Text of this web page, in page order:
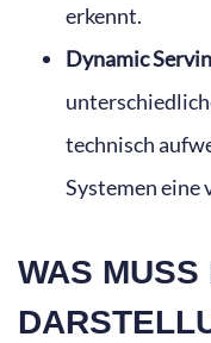
erkennt.
Dynamic
technisch
Systemen eine
WAS